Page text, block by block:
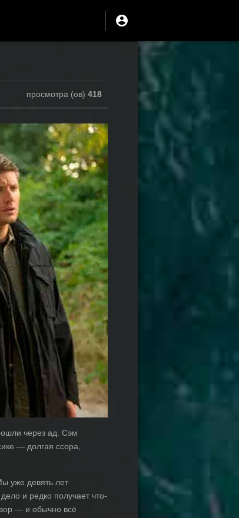
просмотра (ов) 418
через ад. Сэм
— долгая ссора,
уже девять лет
и редко получает что-
— и обычно всё